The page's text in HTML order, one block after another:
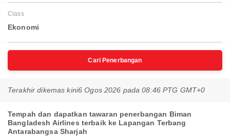
Class
Ekonomi
Cari Penerbangan
Terakhir dikemas kini6 Ogos 2026 pada 08:46 PTG GMT+0
Tempah dan dapatkan tawaran penerbangan Biman
Bangladesh Airlines terbaik ke Lapangan Terbang
Antarabangsa Sharjah